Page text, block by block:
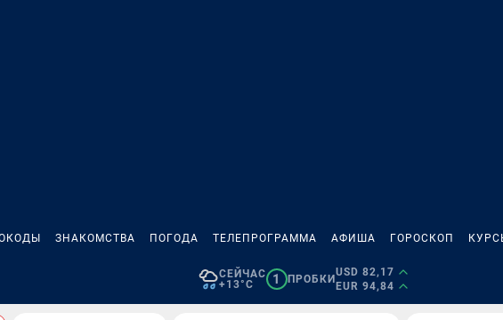
ЗНАКОМСТВА ПОГОДА ТЕЛЕПРОГРАММА АФИША ГОРОСКОП
СЕЙЧАС
+13°C
1 ПРОБКИ
USD 82,17
EUR 94,84